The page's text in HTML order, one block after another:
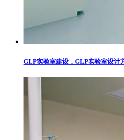
GLP实验室建设，GLP实验室设计